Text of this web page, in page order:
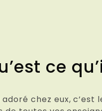
ce
adoré chez eux,